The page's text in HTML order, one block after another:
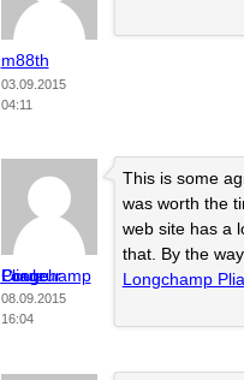
m88th
03.09.2015
04:11
Longchamp Pliage Couleur
08.09.2015
16:04
This is some
was worth the
web site has a
that. By the
Longchamp